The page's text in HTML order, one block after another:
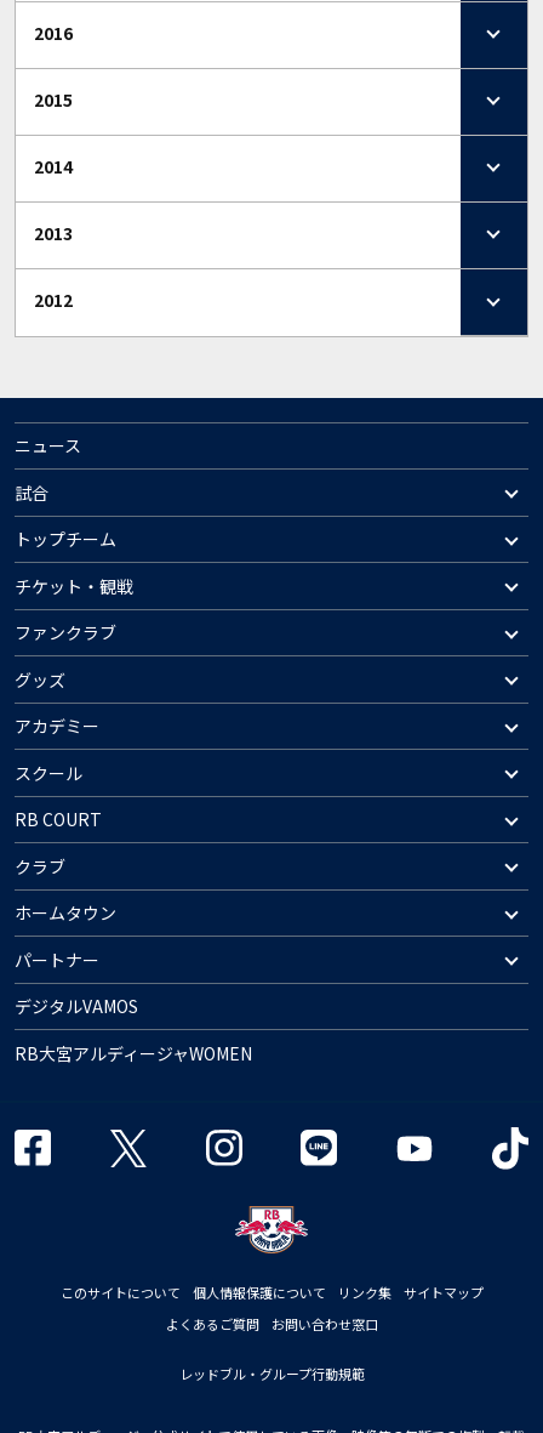
2016
2015
2014
2013
2012
ニュース
試合
トップチーム
チケット・観戦
ファンクラブ
グッズ
アカデミー
スクール
RB COURT
クラブ
ホームタウン
パートナー
デジタルVAMOS
RB大宮アルディージャWOMEN
このサイトについて 個人情報保護について リンク集
サイトマップ
よくあるご質問
お問い合わせ窓口
レッドブル・グループ行動規範